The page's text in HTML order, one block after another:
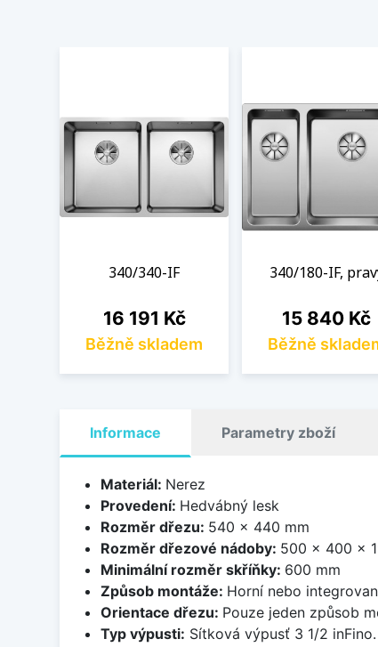
340/340-IF
Cena
16 191 Kč
Běžně skladem
340/180-IF,
Cena
15 840 Kč
Běžně
Informace Parametry zboží
Materiál: Nerez
Provedení: Hedvábný lesk
Rozměr dřezu: 540 x 440 mm
Rozměr dřezové nádoby: 500 x 400 x
Minimální rozměr skříňky: 600 mm
Způsob montáže: Horní nebo
Orientace dřezu: Pouze jeden způsob
Typ výpusti: Sítková výpusť 3 1/2